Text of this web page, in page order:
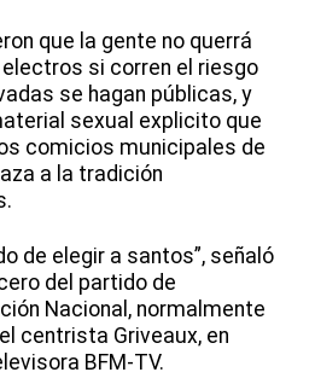
que la gente no querrá
si corren el riesgo
se hagan públicas, y
sexual explicito que
comicios municipales de
a la tradición
de elegir a santos”, señaló
del partido de
Nacional, normalmente
centrista Griveaux, en
BFM-TV.